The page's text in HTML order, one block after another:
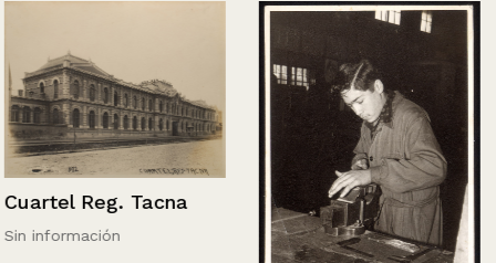
Cuartel Reg. Tacna
Sin información